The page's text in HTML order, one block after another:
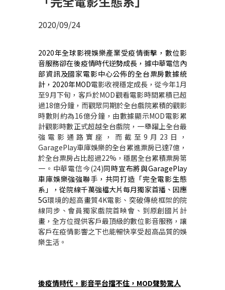
2020/09/24
2020年全球影視娛樂產業受疫情衝擊，數位影
音服務卻在後疫情時代逆勢成長，據中華電信內
部資訊及國家電影中心公佈的全台票房數據統
計， 2020年MOD電影收視穩定成長，從今年1月
至9月下旬，客戶於MOD觀看電影時間累積已超
過18億分鐘，而觀眾同期於全台戲院累積的觀影
時數則約為16億分鐘，由數據顯示MOD電影累
計觀影時數正式超越全台戲院，一舉躍上全台最
強電影通路寶座，而截至 9 月 23 日，
GaragePlay車庫娛樂的全台累進票房已達7億，
於全台票房占比超過22% ，穩居全台累積票房第
一。中華電信今(24)同時宣布將與GaragePlay
車庫娛樂強強聯手，共同打造「完全電影生態
系」，從院線千萬強檔大片每月獨家首播、因應
5G環境的超高畫質4K電影、突破傳統框架的院
線同步、會員獨家戲院首映會、到原創國片計
畫，全方位提供客戶最頂級的數位影音服務，讓
客戶在疫情影響之下也能暢快享受超高品質的娛
樂生活。
後疫情時代，影音平台擋不住， MOD聲勢驚人